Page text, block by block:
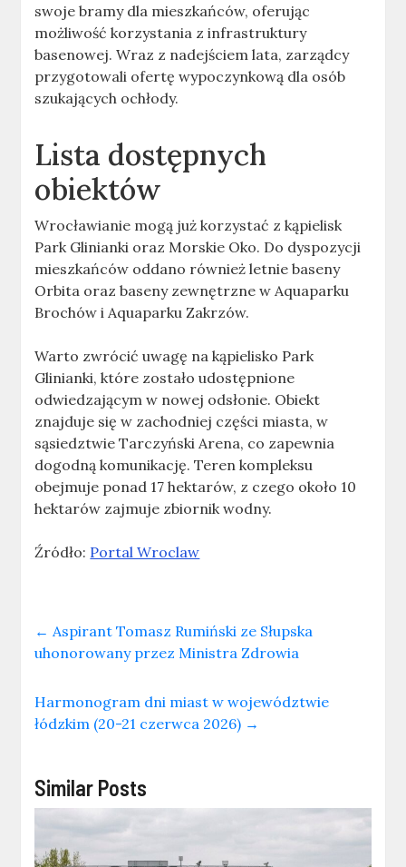
swoje bramy dla mieszkańców, oferując
możliwość korzystania z infrastruktury
basenowej. Wraz z nadejściem lata, zarządcy
przygotowali ofertę wypoczynkową dla osób
szukających ochłody.
Lista dostępnych
obiektów
Wrocławianie mogą już korzystać z kąpielisk
Park Glinianki oraz Morskie Oko. Do dyspozycji
mieszkańców oddano również letnie baseny
Orbita oraz baseny zewnętrzne w Aquaparku
Brochów i Aquaparku Zakrzów.
Warto zwrócić uwagę na kąpielisko Park
Glinianki, które zostało udostępnione
odwiedzającym w nowej odsłonie. Obiekt
znajduje się w zachodniej części miasta, w
sąsiedztwie Tarczyński Arena, co zapewnia
dogodną komunikację. Teren kompleksu
obejmuje ponad 17 hektarów, z czego około 10
hektarów zajmuje zbiornik wodny.
Źródło: Portal Wroclaw
← Aspirant Tomasz Rumiński ze Słupska
uhonorowany przez Ministra Zdrowia
Harmonogram dni miast w województwie
łódzkim (20-21 czerwca 2026) →
Similar Posts